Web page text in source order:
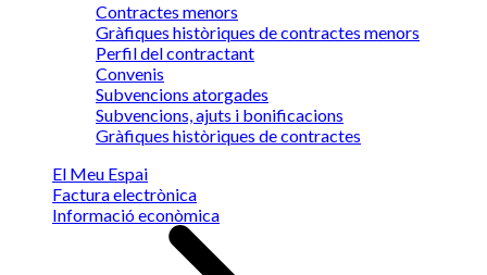
Contractes menors
Gràfiques històriques de contractes menors
Perfil del contractant
Convenis
Subvencions atorgades
Subvencions, ajuts i bonificacions
Gràfiques històriques de contractes
El Meu Espai
Factura electrònica
Informació econòmica